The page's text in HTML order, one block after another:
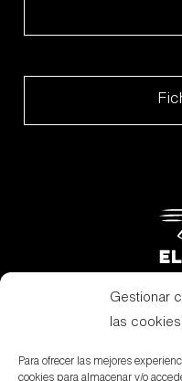
Gestionar
las cookies
Para ofrecer las mejores
cookies para almacenar y/o